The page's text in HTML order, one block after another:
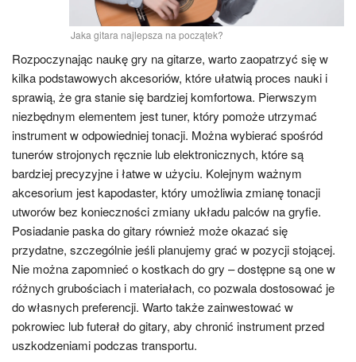
Jaka gitara najlepsza na początek?
Rozpoczynając naukę gry na gitarze, warto zaopatrzyć się w
kilka podstawowych akcesoriów, które ułatwią proces nauki i
sprawią, że gra stanie się bardziej komfortowa. Pierwszym
niezbędnym elementem jest tuner, który pomoże utrzymać
instrument w odpowiedniej tonacji. Można wybierać spośród
tunerów strojonych ręcznie lub elektronicznych, które są
bardziej precyzyjne i łatwe w użyciu. Kolejnym ważnym
akcesorium jest kapodaster, który umożliwia zmianę tonacji
utworów bez konieczności zmiany układu palców na gryfie.
Posiadanie paska do gitary również może okazać się
przydatne, szczególnie jeśli planujemy grać w pozycji stojącej.
Nie można zapomnieć o kostkach do gry – dostępne są one w
różnych grubościach i materiałach, co pozwala dostosować je
do własnych preferencji. Warto także zainwestować w
pokrowiec lub futerał do gitary, aby chronić instrument przed
uszkodzeniami podczas transportu.